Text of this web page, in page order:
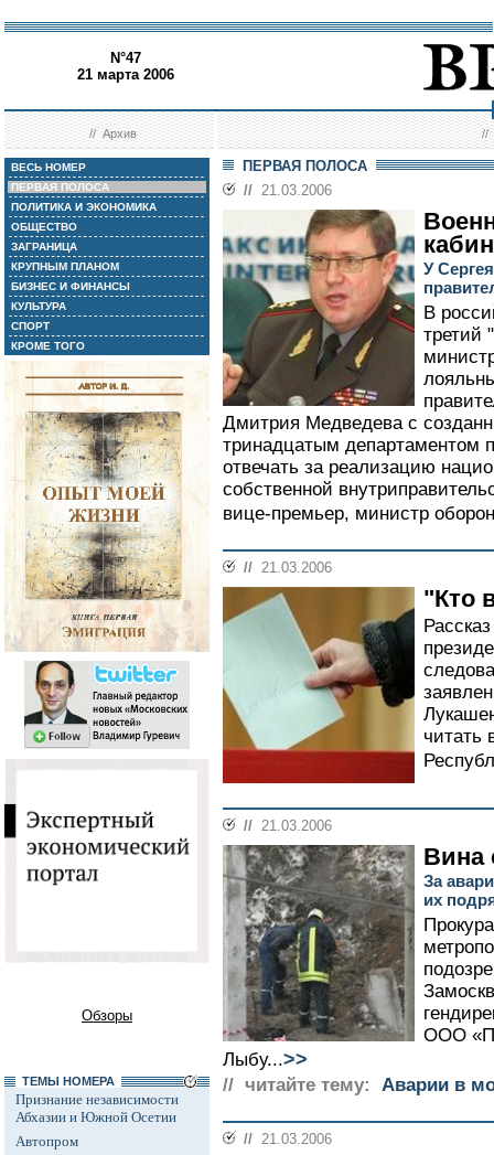
N°47
21 марта 2006
//Архив //
ВЕСЬ НОМЕР
ПЕРВАЯ ПОЛОСА
ПОЛИТИКА И ЭКОНОМИКА
ОБЩЕСТВО
ЗАГРАНИЦА
КРУПНЫМ ПЛАНОМ
БИЗНЕС И ФИНАНСЫ
КУЛЬТУРА
СПОРТ
КРОМЕ ТОГО
Обзоры
ТЕМЫ НОМЕРА
Признание независимости
Абхазии и Южной Осетии
Автопром
ПЕРВАЯ ПОЛОСА
// 21.03.2006
У
В
третий
Дмитрия Медведева с
тринадцатым департаментом
отвечать за реализацию
собственной
вице-премьер, министр
// 21.03.2006
"Кто
читать
// 21.03.2006
Вина
За
их
ООО
Лыбу...>>
// читайте тему: Аварии в
// 21.03.2006